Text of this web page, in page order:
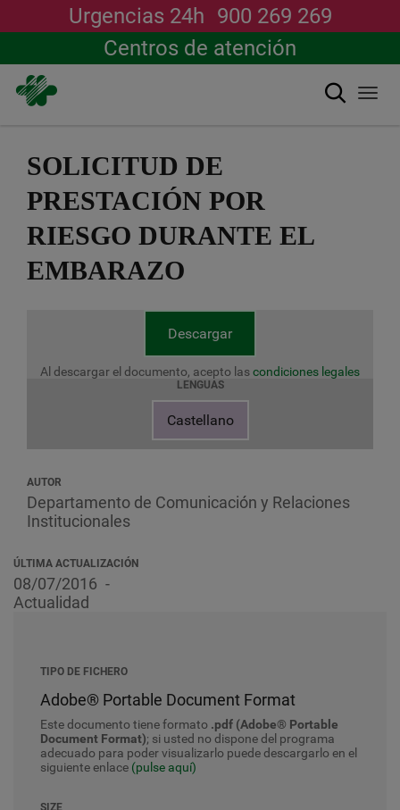
contenido
Urgencias 24h 900 269 269
Centros de atención
Buscar
SOLICITUD DE
PRESTACIÓN POR
RIESGO DURANTE EL
EMBARAZO
Descargar
Al descargar el documento, acepto lascondiciones legales
LENGUAS
Castellano
AUTOR
Departamento de Comunicación y Relaciones
Institucionales
ÚLTIMA ACTUALIZACIÓN
08/07/2016
Actualidad
TIPO DE FICHERO
Adobe® Portable Document Format
Este documento tiene formato .pdf (Adobe® Portable
Document Format); si usted no dispone del programa
adecuado para poder visualizarlo puede descargarlo en el
siguiente enlace (pulse aquí)
SIZE